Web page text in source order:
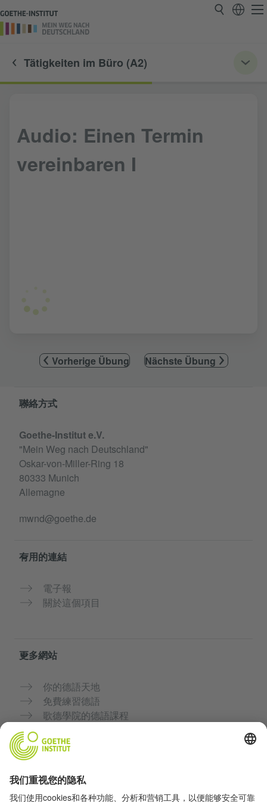
Tätigkeiten im Büro (A2)
Audio: Einen Termin
vereinbaren I
Vorherige Übung Nächste Übung
Information and services
聯絡方式
Goethe-Institut e.V.
"Mein Weg nach Deutschland"
Oskar-von-Miller-Ring 18
80333 Munich
Allemagne
mwnd@goethe.de
有用的連結
電子報
關於這個項目
更多網站
你的德語天地
免費練習德語
歌德學院的德語課程
隱私與無障礙